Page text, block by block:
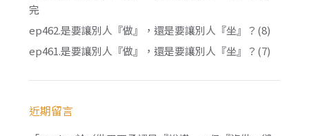
完
ep462.是要讓別人『做』，還是要讓別人『坐』？(8)
ep461.是要讓別人『做』，還是要讓別人『坐』？(7)
近期留言